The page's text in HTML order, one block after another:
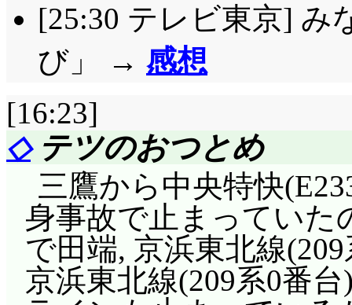
[25:30 テレビ東京] み
び」
→ 感想
[16:23]
◇テツのおつとめ
三鷹から中央特快
身事故で止まっていた
で田端, 京浜東北線
京浜東北線(209系0番